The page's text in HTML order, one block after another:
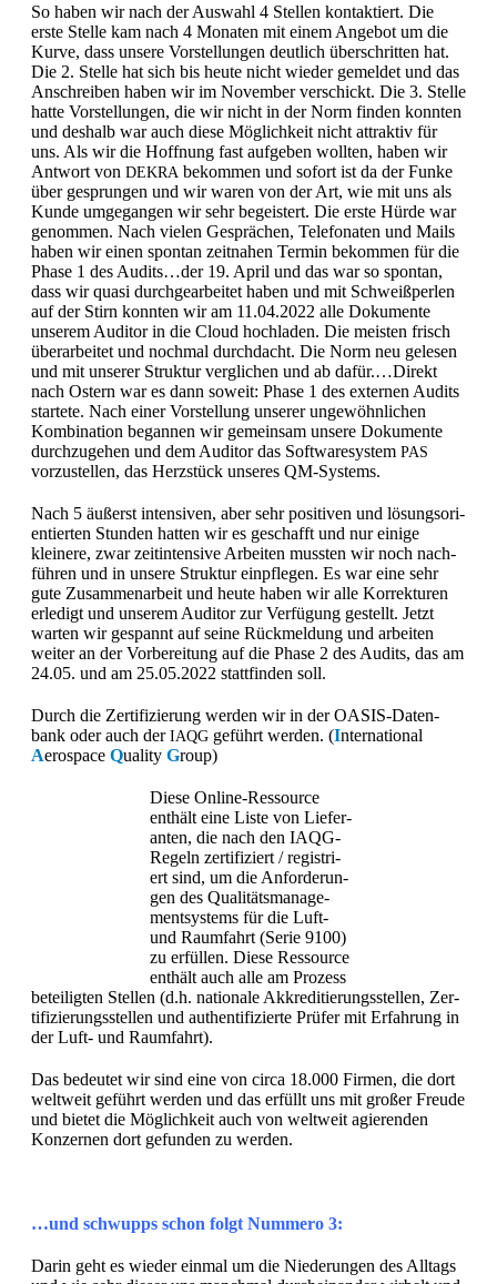
So haben wir nach der Auswahl 4 Stellen kon­tak­tiert. Die
erste Stelle kam nach 4 Monat­en mit einem Ange­bot um die
Kurve, dass unsere Vorstel­lun­gen deut­lich über­schrit­ten hat.
Die 2. Stelle hat sich bis heute nicht wieder gemeldet und das
Anschreiben haben wir im Novem­ber ver­schickt. Die 3. Stelle
hat­te Vorstel­lun­gen, die wir nicht in der Norm find­en kon­nten
und deshalb war auch diese Möglichkeit nicht attrak­tiv für
uns. Als wir die Hoff­nung fast aufgeben woll­ten, haben wir
Antwort von DEKRA bekom­men und sofort ist da der Funke
über gesprun­gen und wir waren von der Art, wie mit uns als
Kunde umge­gan­gen wir sehr begeis­tert. Die erste Hürde war
genom­men. Nach vie­len Gesprächen, Tele­fonat­en und Mails
haben wir einen spon­tan zeit­na­hen Ter­min bekom­men für die
Phase 1 des Audits…der 19. April und das war so spon­tan,
dass wir qua­si durchgear­beit­et haben und mit Schweißperlen
auf der Stirn kon­nten wir am 11.04.2022 alle Doku­mente
unserem Audi­tor in die Cloud hochladen. Die meis­ten frisch
über­ar­beit­et und nochmal durch­dacht. Die Norm neu gele­sen
und mit unser­er Struk­tur ver­glichen und ab dafür.…Direkt
nach Ostern war es dann soweit: Phase 1 des exter­nen Audits
startete. Nach ein­er Vorstel­lung unser­er ungewöhn­lichen
Kom­bi­na­tion began­nen wir gemein­sam unsere Doku­mente
durchzuge­hen und dem Audi­tor das Soft­waresys­tem PAS
vorzustellen, das Herzstück unseres QM-Systems.
Nach 5 äußerst inten­siv­en, aber sehr pos­i­tiv­en und lösung­sori­
en­tierten Stun­den hat­ten wir es geschafft und nur einige
kleinere, zwar zeit­in­ten­sive Arbeit­en mussten wir noch nach­
führen und in unsere Struk­tur einpfle­gen. Es war eine sehr
gute Zusam­me­nar­beit und heute haben wir alle Kor­rek­turen
erledigt und unserem Audi­tor zur Ver­fü­gung gestellt. Jet­zt
warten wir ges­pan­nt auf seine Rück­mel­dung und arbeit­en
weit­er an der Vor­bere­itung auf die Phase 2 des Audits, das am
24.05. und am 25.05.2022 stat­tfind­en soll.
Durch die Zer­ti­fizierung wer­den wir in der OASIS-Daten­
bank oder auch derIAQG geführt wer­den. (Inter­na­tion­al
Aero­space Qual­i­ty Group)
Diese Online-Ressource
enthält eine Liste von Liefer­
an­ten, die nach den IAQG-
Regeln zer­ti­fiziert / reg­istri­
ert sind, um die Anforderun­
gen des Qual­itäts­man­age­
mentsys­tems für die Luft-
und Raum­fahrt (Serie 9100)
zu erfüllen. Diese Ressource
enthält auch alle am Prozess
beteiligten Stellen (d.h. nationale Akkred­i­tierungsstellen, Zer­
ti­fizierungsstellen und authen­tifizierte Prüfer mit Erfahrung in
der Luft- und Raumfahrt).
Das bedeutet wir sind eine von cir­ca 18.000 Fir­men, die dort
weltweit geführt wer­den und das erfüllt uns mit großer Freude
und bietet die Möglichkeit auch von weltweit agieren­den
Konz­er­nen dort gefun­den zu werden.
…und schwup­ps schon fol­gt Num­mero 3:
Darin geht es wieder ein­mal um die Niederun­gen des All­t­ags